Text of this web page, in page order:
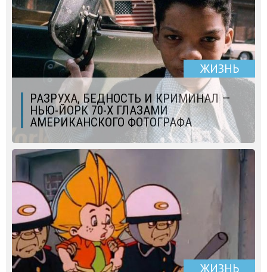
ЖИЗНЬ
РАЗРУХА, БЕДНОСТЬ И КРИМИНАЛ —
НЬЮ-ЙОРК 70-Х ГЛАЗАМИ
АМЕРИКАНСКОГО ФОТОГРАФА
ЖИЗНЬ